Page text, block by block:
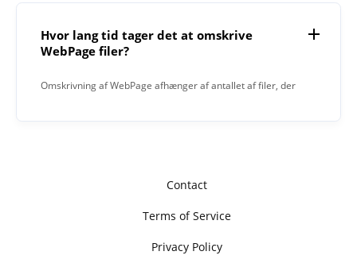
Hvor lang tid tager det at omskrive
WebPage filer?
Omskrivning af WebPage afhænger af antallet af filer, der
Contact
Terms of Service
Privacy Policy